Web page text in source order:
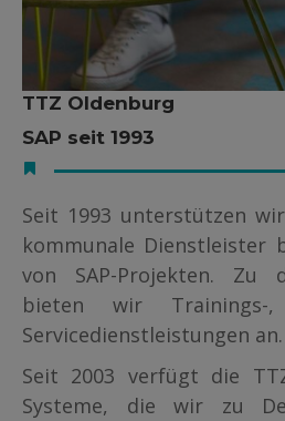
TTZ Oldenburg
SAP seit 1993
Seit 1993 unterstützen
kommunale Dienstleister
von SAP-Projekten. Zu
bieten wir Trainings-
Servicedienstleistungen an.
Seit 2003 verfügt die
Systeme, die wir zu